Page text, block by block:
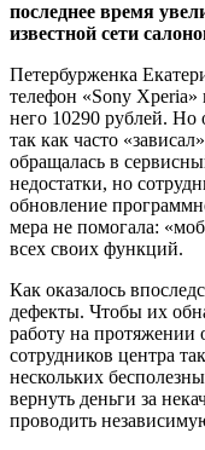
последнее время
известной сети
Петербурженка
телефон «Sony Xperia»
него 10290 рублей. Но
так как часто
обращалась в
недостатки, но
обновление
мера не помогала:
всех своих функций.
Как оказалось
дефекты. Чтобы их
работу на
сотрудников центра
нескольких
вернуть деньги за
проводить